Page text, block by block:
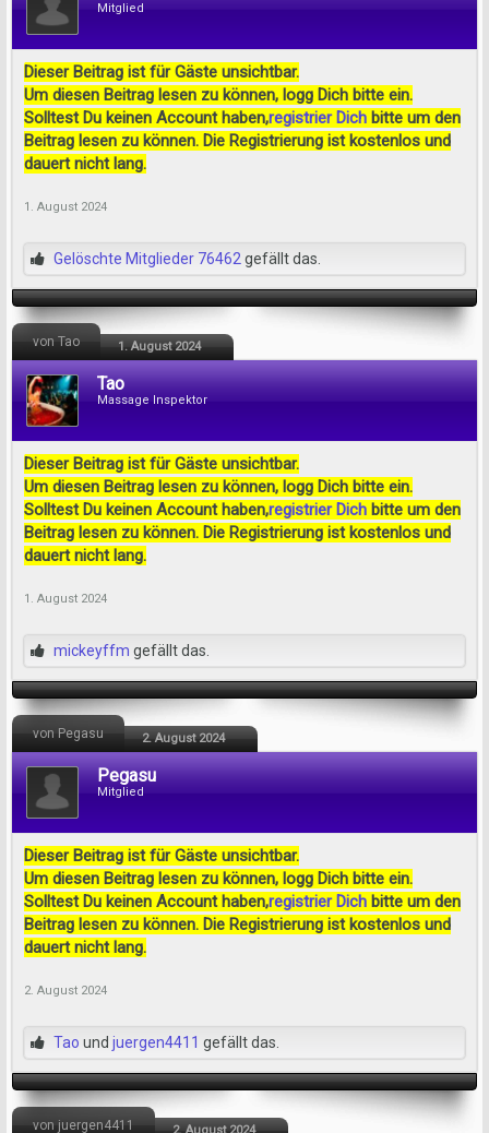
Mitglied
Dieser Beitrag ist für Gäste unsichtbar.
Um diesen Beitrag lesen zu können, logg Dich bitte ein.
Solltest Du keinen Account haben,registrier Dich bitte um den
Beitrag lesen zu können. Die Registrierung ist kostenlos und
dauert nicht lang.
1. August 2024
Gelöschte Mitglieder 76462 gefällt das.
von Tao 1. August 2024
Tao
Massage Inspektor
Dieser Beitrag ist für Gäste unsichtbar.
Um diesen Beitrag lesen zu können, logg Dich bitte ein.
Solltest Du keinen Account haben,registrier Dich bitte um den
Beitrag lesen zu können. Die Registrierung ist kostenlos und
dauert nicht lang.
1. August 2024
mickeyffm gefällt das.
von Pegasu 2. August 2024
Pegasu
Mitglied
Dieser Beitrag ist für Gäste unsichtbar.
Um diesen Beitrag lesen zu können, logg Dich bitte ein.
Solltest Du keinen Account haben,registrier Dich bitte um den
Beitrag lesen zu können. Die Registrierung ist kostenlos und
dauert nicht lang.
2. August 2024
Tao und juergen4411 gefällt das.
von juergen4411